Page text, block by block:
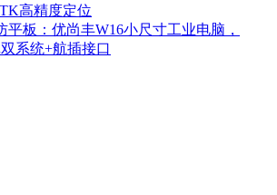
高精度定位
平板：优尚丰W16小尺寸工业电脑，
系统+航插接口